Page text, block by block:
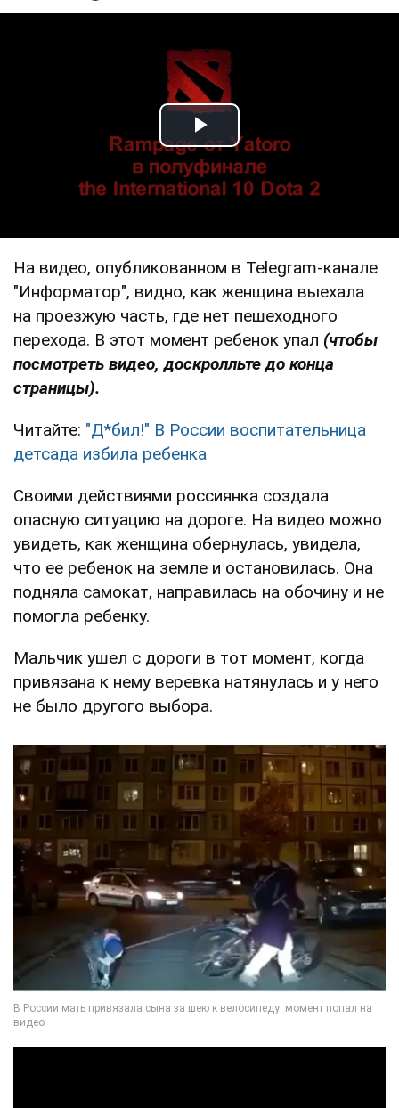
Play Video
На видео, опубликованном в Telegram-канале
"Информатор", видно, как женщина выехала
на проезжую часть, где нет пешеходного
перехода. В этот момент ребенок упал (чтобы
посмотреть видео, доскролльте до конца
страницы).
Читайте: "Д*бил!" В России воспитательница
детсада избила ребенка
Своими действиями россиянка создала
опасную ситуацию на дороге. На видео можно
увидеть, как женщина обернулась, увидела,
что ее ребенок на земле и остановилась. Она
подняла самокат, направилась на обочину и не
помогла ребенку.
Мальчик ушел с дороги в тот момент, когда
привязана к нему веревка натянулась и у него
не было другого выбора.